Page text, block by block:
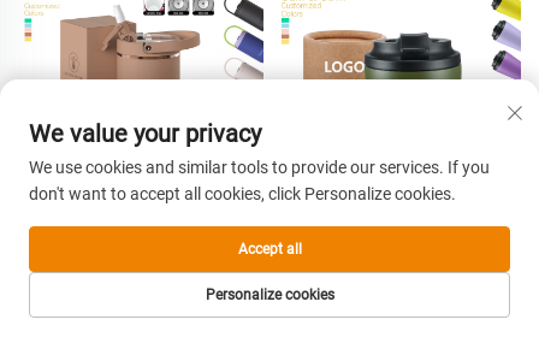
strutsiämpäri kannulla,
Double Wall Insulated Travel
Coffee Mugs Stainless Steel
We value your privacy
We use cookies and similar tools to provide our services. If you
don't want to accept all cookies, click Personalize cookies.
Personalize cookies
Accept all